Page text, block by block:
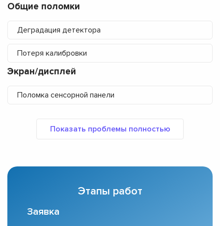
Общие поломки
Деградация детектора
Потеря калибровки
Экран/дисплей
Поломка сенсорной панели
Этапы работ
Заявка